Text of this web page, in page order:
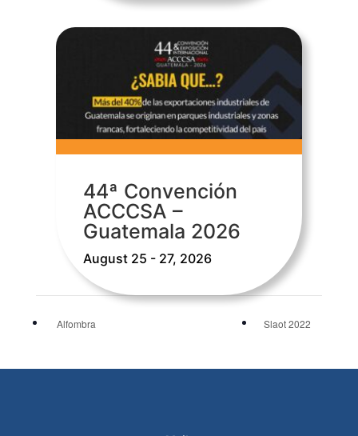
44ª Convención
ACCCSA –
Guatemala 2026
August 25 - 27, 2026
Alfombra Slaot 2022